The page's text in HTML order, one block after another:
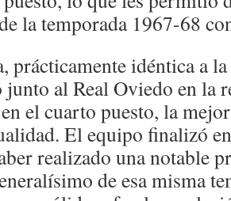
la temporada 1967-68
prácticamente idéntica a
al Real Oviedo en la
el cuarto puesto, la
El equipo finalizó
realizado una notable
de esa misma